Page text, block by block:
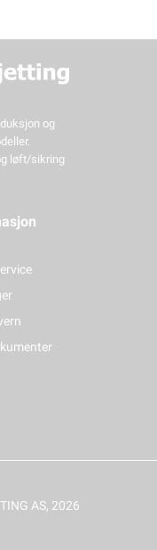
og
løft/sikring
AS, 2026